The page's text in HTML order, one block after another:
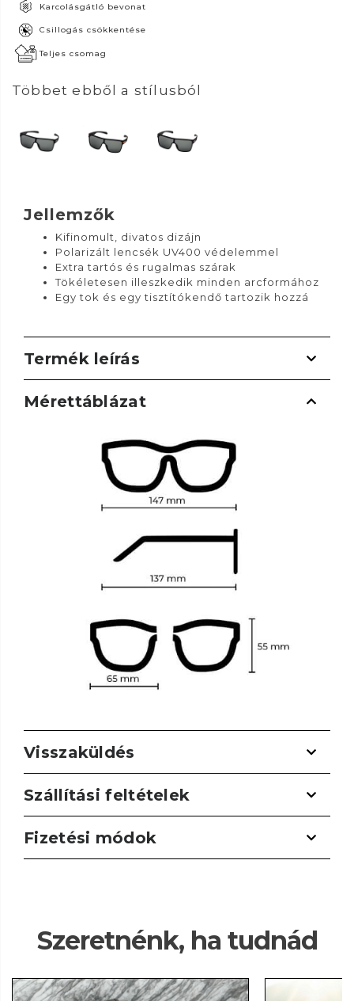
Karcolásgátló bevonat
Csillogás csökkentése
Teljes csomag
Többet ebből a stílusból
Jellemzők
Kifinomult, divatos dizájn
Polarizált lencsék UV400 védelemmel
Extra tartós és rugalmas szárak
Tökéletesen illeszkedik minden arcformához
Egy tok és egy tisztítókendő tartozik hozzá
Termék leírás
Mérettáblázat
Visszaküldés
Szállítási feltételek
Fizetési módok
Szeretnénk, ha tudnád